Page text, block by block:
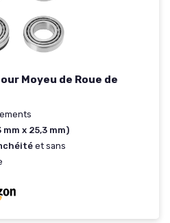
Moyeu de Roue de
mm x 25,3 mm)
et sans